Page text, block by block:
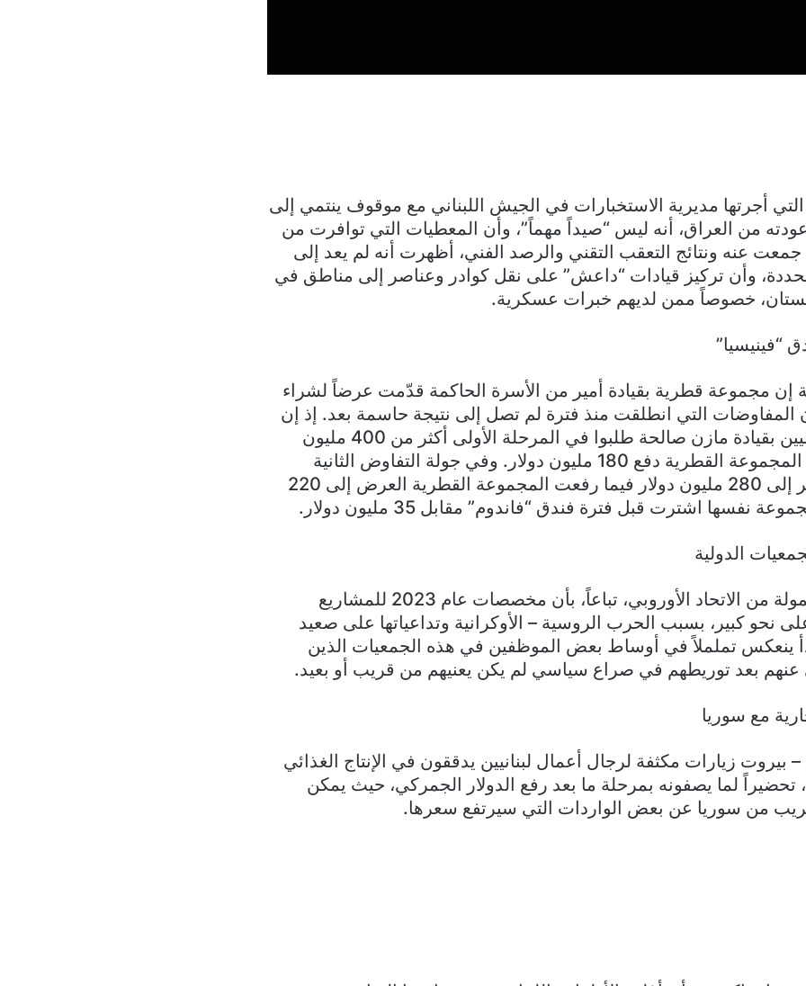
أجرتها مديرية الاستخبارات في الجيش اللبناني مع موقوف ينتمي إلى
من العراق، أنه ليس “صيداً مهماً”، وأن المعطيات التي توافرت من
جمعت عنه ونتائج التعقب التقني والرصد الفني، أظهرت أنه لم يعد إلى
وأن تركيز قيادات “داعش” على نقل كوادر وعناصر إلى مناطق في
خصوصاً ممن لديهم خبرات عسكرية.
“فينيسيا”
إن مجموعة قطرية بقيادة أمير من الأسرة الحاكمة قدّمت عرضاً لشراء
المفاوضات التي انطلقت منذ فترة لم تصل إلى نتيجة حاسمة بعد. إذ إن
مالكي الفندق الحاليين بقيادة مازن صالحة طلبوا في المرحلة الأولى أكثر من 400 مليون
دولار، فيما عرضت المجموعة القطرية دفع 180 مليون دولار. وفي جولة التفاوض الثانية
خفّض المالك السعر إلى 280 مليون دولار فيما رفعت المجموعة القطرية العرض إلى 220
نفسها اشترت قبل فترة فندق “فاندوم” مقابل 35 مليون دولار.
الدولية
تتبلّغ الجمعيات الممولة من الاتحاد الأوروبي، تباعاً، بأن مخصصات عام 2023 للمشاريع
نحو كبير، بسبب الحرب الروسية – الأوكرانية وتداعياتها على صعيد
ينعكس تململاً في أوساط بعض الموظفين في هذه الجمعيات الذين
بعد توريطهم في صراع سياسي لم يكن يعنيهم من قريب أو بعيد.
مع سوريا
زيارات مكثفة لرجال أعمال لبنانيين يدققون في الإنتاج الغذائي
لما يصفونه بمرحلة ما بعد رفع الدولار الجمركي، حيث يمكن
من سوريا عن بعض الواردات التي سيرتفع سعرها.